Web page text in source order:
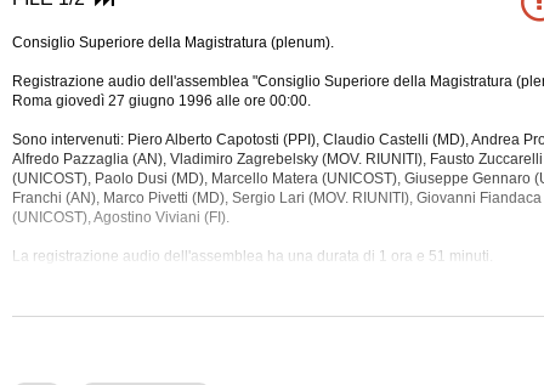
Consiglio Superiore della Magistratura (plenum).
Registrazione audio dell'assemblea "Consiglio Superiore della Magistratura
Roma giovedì 27 giugno 1996 alle ore 00:00.
Sono intervenuti: Piero Alberto Capotosti (PPI), Claudio Castelli (MD), Andrea
Alfredo Pazzaglia (AN), Vladimiro Zagrebelsky (MOV. RIUNITI), Fausto
(UNICOST), Paolo Dusi (MD), Marcello Matera (UNICOST), Giuseppe Gennaro
Franchi (AN), Marco Pivetti (MD), Sergio Lari (MOV. RIUNITI), Giovanni
(UNICOST), Agostino Viviani (FI).
La registrazione audio dell'assemblea ha una durata di 1 ora e 51 minuti.